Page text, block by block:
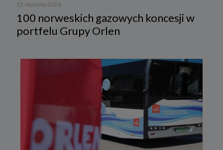
13 stycznia 2026
100 norweskich gazowych koncesji w
portfelu Grupy Orlen